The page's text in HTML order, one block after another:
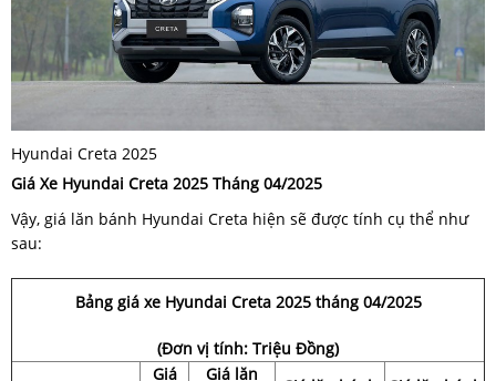
Hyundai Creta 2025
Giá Xe Hyundai Creta 2025 Tháng 04/2025
Vậy, giá lăn bánh Hyundai Creta hiện sẽ được tính cụ thể như
sau:
Bảng giá xe Hyundai Creta 2025 tháng 04/2025
(Đơn vị tính: Triệu Đồng)
Giá
Giá lăn